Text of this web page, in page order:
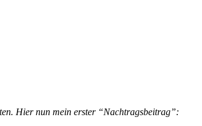
Hier nun mein erster “Nachtragsbeitrag”: